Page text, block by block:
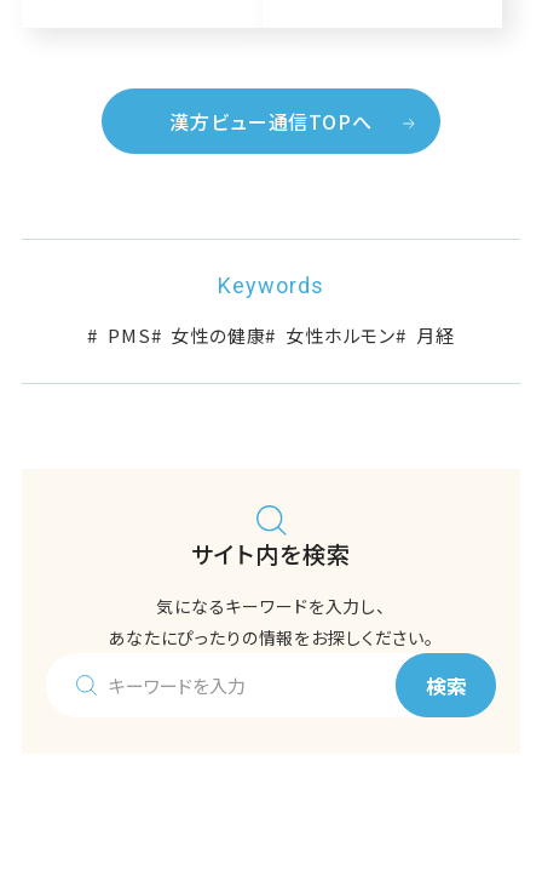
漢方ビュー通信TOPへ
Keywords
PMS
女性の健康 女性ホルモン 月経
サイト内を検索
気になるキーワードを入力し、
あなたにぴったりの情報をお探しください。
検索